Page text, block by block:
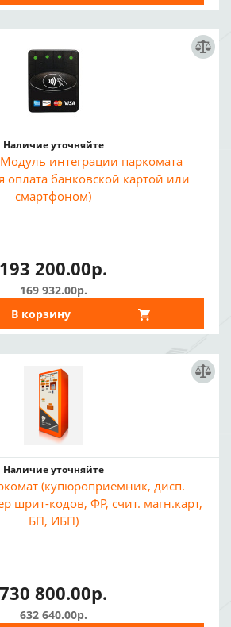
Наличие уточняйте
интеграции паркомата
оплата банковской картой или
смартфоном)
193 200.00р.
169 932.00р.
В корзину
Наличие уточняйте
(купюроприемник, дисп.
шрит-кодов, ФР, счит. магн.карт,
БП, ИБП)
730 800.00р.
632 640.00р.